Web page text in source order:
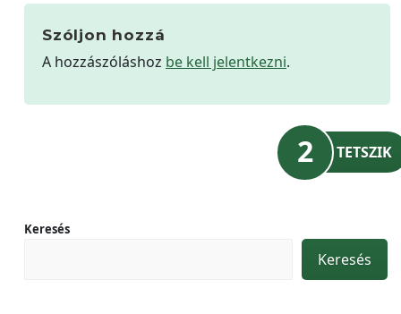
Szóljon hozzá
A hozzászóláshoz be kell jelentkezni.
2 TETSZIK
Keresés
Keresés